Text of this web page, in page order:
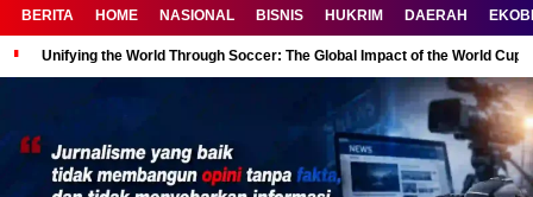
BERITA HOME NASIONAL BISNIS HUKRIM DAERAH
Unifying the World Through Soccer: The Global Impact of the World Cup